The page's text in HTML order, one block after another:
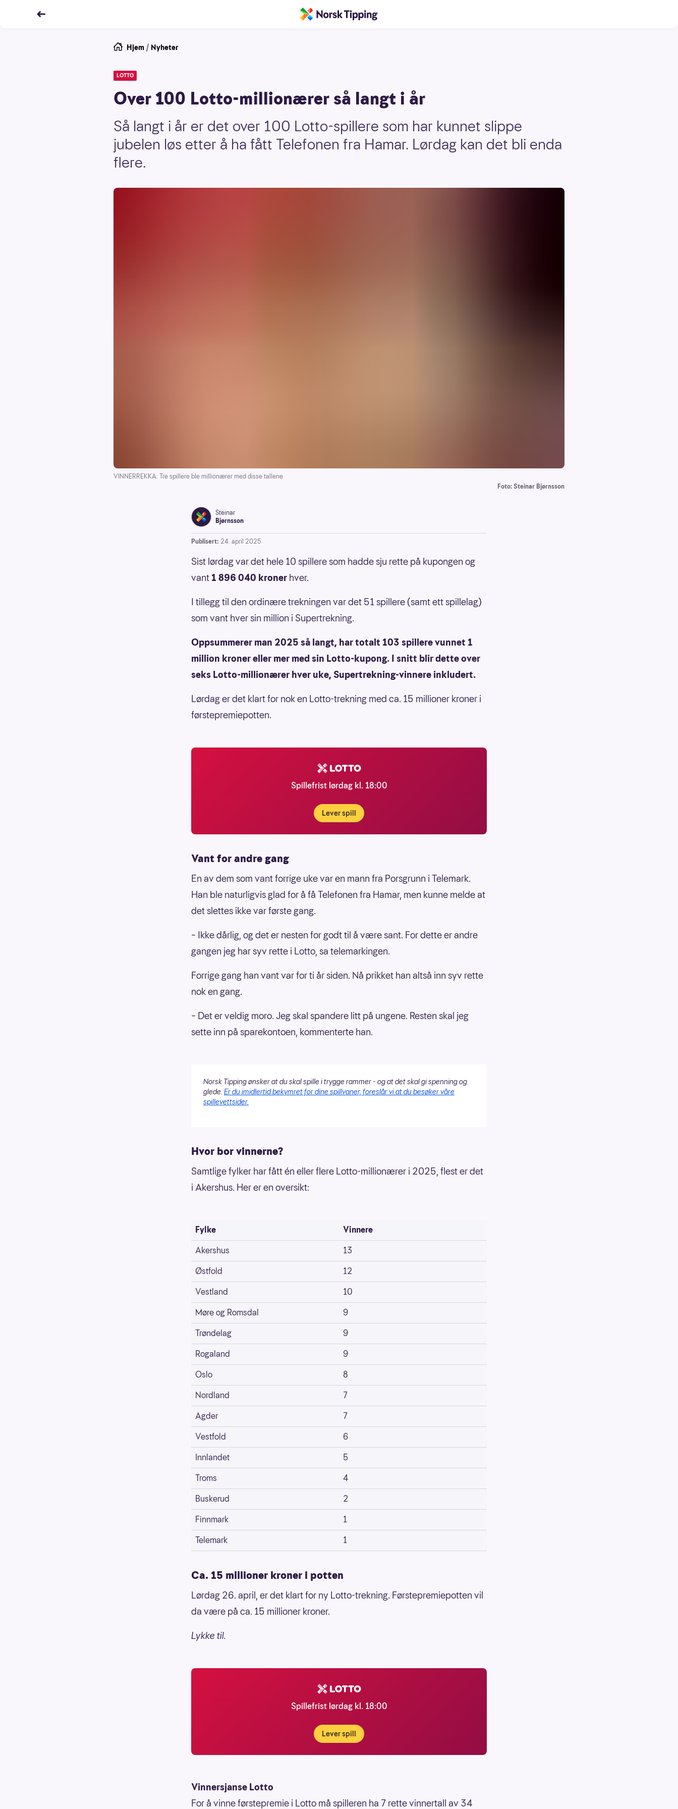
Hjem / Nyheter
LOTTO
Over 100 Lotto-millionærer så langt i år
Så langt i år er det over 100 Lotto-spillere som har kunnet slippe
jubelen løs etter å ha fått Telefonen fra Hamar. Lørdag kan det bli enda
flere.
VINNERREKKA: Tre spillere ble millionærer med disse tallene
Foto: Steinar Bjørnsson
Steinar
Bjørnsson
Publisert: 24. april 2025
Sist lørdag var det hele 10 spillere som hadde sju rette på kupongen og
vant1 896 040 kroner hver.
I tillegg til den ordinære trekningen var det 51 spillere (samt ett spillelag)
som vant hver sin million i Supertrekning.
Oppsummerer man 2025 så langt, har totalt 103 spillere vunnet 1
million kroner eller mer med sin Lotto-kupong. I snitt blir dette over
seks Lotto-millionærer hver uke, Supertrekning-vinnere inkludert.
Lørdag er det klart for nok en Lotto-trekning med ca. 15 millioner kroner i
førstepremiepotten.
Spillefrist lørdag kl. 18:00
Lever spill
Vant for andre gang
En av dem som vant forrige uke var en mann fra Porsgrunn i Telemark.
Han ble naturligvis glad for å få Telefonen fra Hamar, men kunne melde at
det slettes ikke var første gang.
– Ikke dårlig, og det er nesten for godt til å være sant. For dette er andre
gangen jeg har syv rette i Lotto, sa telemarkingen.
Forrige gang han vant var for ti år siden. Nå prikket han altså inn syv rette
nok en gang.
– Det er veldig moro. Jeg skal spandere litt på ungene. Resten skal jeg
sette inn på sparekontoen, kommenterte han.
Norsk Tipping ønsker at du skal spille i trygge rammer - og at det skal gi spenning og
glede. Er du imidlertid bekymret for dine spillvaner, foreslår vi at du besøker våre
spillevettsider.
Hvor bor vinnerne?
Samtlige fylker har fått én eller flere Lotto-millionærer i 2025, flest er det
i Akershus. Her er en oversikt:
Fylke
Vinnere
Akershus
13
Østfold
12
Vestland
10
Møre og Romsdal
9
Trøndelag
9
Rogaland
9
Oslo
8
Nordland
7
Agder
7
Vestfold
6
Innlandet
5
Troms
4
Buskerud
2
Finnmark
1
Telemark
1
Ca. 15 millioner kroner i potten
Lørdag 26. april, er det klart for ny Lotto-trekning. Førstepremiepotten vil
da være på ca. 15 millioner kroner.
Lykke til.
Spillefrist lørdag kl. 18:00
Lever spill
Vinnersjanse Lotto
For å vinne førstepremie i Lotto må spilleren ha 7 rette vinnertall av 34